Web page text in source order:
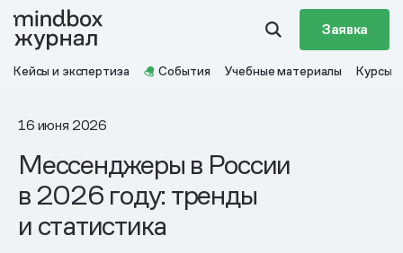
Заявка
Кейсы и экспертиза События Учебные материалы Курсы
16 июня 2026
Мессенджеры в России
в 2026 году: тренды
и статистика